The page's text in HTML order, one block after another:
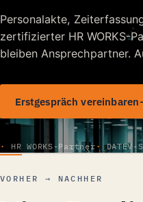
Personalakte,
zertifizierter HR WORKS-
bleiben Ansprechpartner.
Erstgespräch vereinbaren
HR WORKS-Partner
VORHER → NACHHER